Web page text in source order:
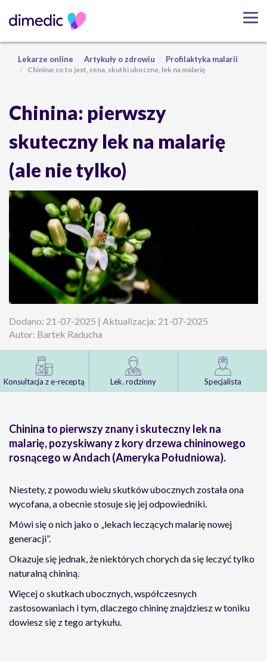
Lekarze online Artykuły o zdrowiu Profilaktyka malarii
Chinina: co to jest, cena, skutki uboczne, lek na malarię
Chinina: pierwszy
skuteczny lek na malarię
(ale nie tylko)
Dodano: 21-07-2025 | Aktualizacja: 21-07-2025
Autor: Bartek Raducha
Konsultacja z e-receptą Lek. rodzinny Specjalista
Chinina to pierwszy znany i skuteczny lek na
malarię, pozyskiwany z kory drzewa chininowego
rosnącego w Andach (Ameryka Południowa).
Niestety, z powodu wielu skutków ubocznych została ona
wycofana, a obecnie stosuje się jej odpowiedniki.
Mówi się o nich jako o „lekach leczących malarię nowej
generacji”.
Okazuje się jednak, że niektórych chorych da się leczyć tylko
naturalną chininą.
Więcej o skutkach ubocznych, współczesnych
zastosowaniach i tym, dlaczego chininę znajdziesz w toniku
dowiesz się z tego artykułu.